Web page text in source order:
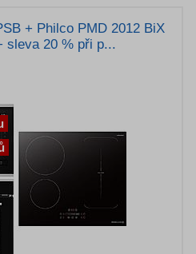
+ Philco PMD 2012 BiX
sleva 20 % při p...